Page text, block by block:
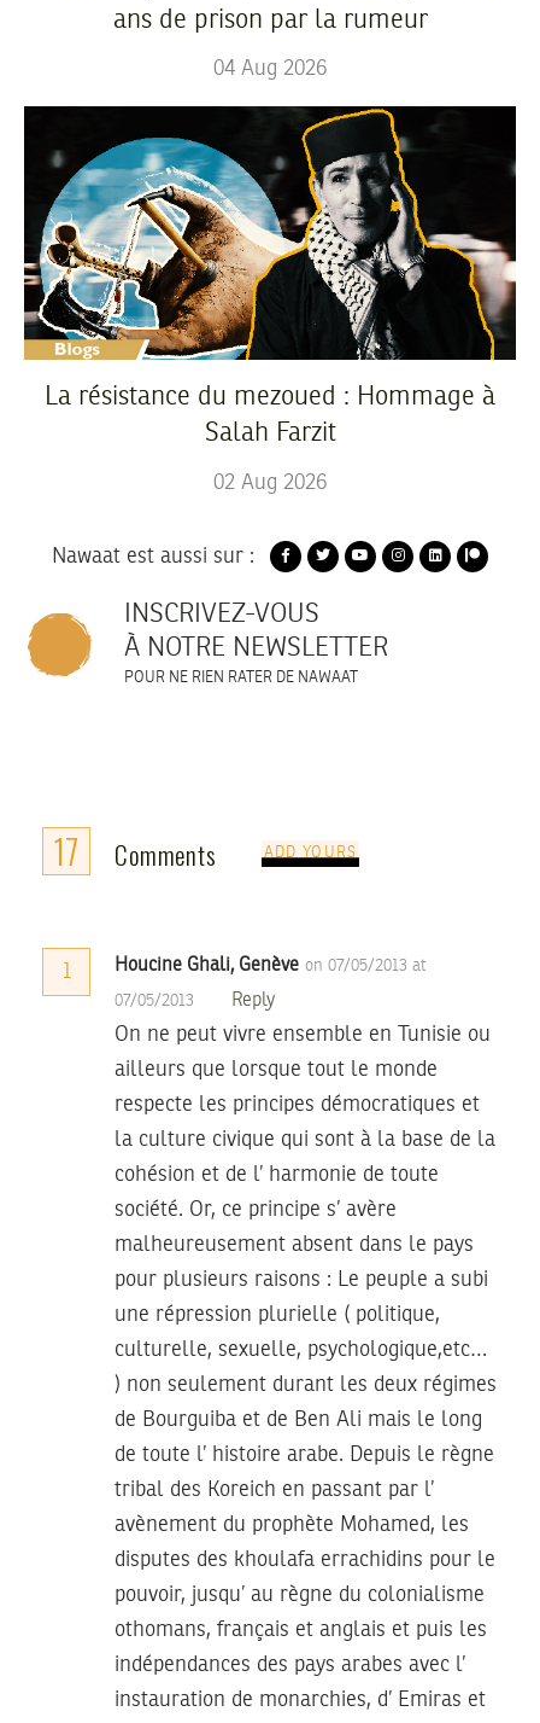
ans de prison par la rumeur
04 Aug 2026
La résistance du mezoued : Hommage à
Salah Farzit
02 Aug 2026
Nawaat est aussi sur :
INSCRIVEZ-VOUS
À NOTRE NEWSLETTER
POUR NE RIEN RATER DE NAWAAT
17 Comments ADD YOURS
1 Houcine Ghali, Genève on 07/05/2013 at
07/05/2013 Reply
On ne peut vivre ensemble en Tunisie ou
ailleurs que lorsque tout le monde
respecte les principes démocratiques et
la culture civique qui sont à la base de la
cohésion et de l’ harmonie de toute
société. Or, ce principe s’ avère
malheureusement absent dans le pays
pour plusieurs raisons : Le peuple a subi
une répression plurielle ( politique,
culturelle, sexuelle, psychologique,etc…
) non seulement durant les deux régimes
de Bourguiba et de Ben Ali mais le long
de toute l’ histoire arabe. Depuis le règne
tribal des Koreich en passant par l’
avènement du prophète Mohamed, les
disputes des khoulafa errachidins pour le
pouvoir, jusqu’ au règne du colonialisme
othomans, français et anglais et puis les
indépendances des pays arabes avec l’
instauration de monarchies, d’ Emiras et